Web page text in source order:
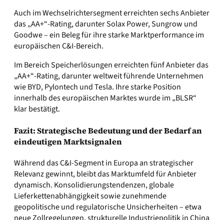
Auch im Wechselrichtersegment erreichten sechs Anbieter
das „AA+“-Rating, darunter Solax Power, Sungrow und
Goodwe – ein Beleg für ihre starke Marktperformance im
europäischen C&I-Bereich.
Im Bereich Speicherlösungen erreichten fünf Anbieter das
„AA+“-Rating, darunter weltweit führende Unternehmen
wie BYD, Pylontech und Tesla. Ihre starke Position
innerhalb des europäischen Marktes wurde im „BLSR“
klar bestätigt.
Fazit: Strategische Bedeutung und der Bedarf an
eindeutigen Marktsignalen
Während das C&I-Segment in Europa an strategischer
Relevanz gewinnt, bleibt das Marktumfeld für Anbieter
dynamisch. Konsolidierungstendenzen, globale
Lieferkettenabhängigkeit sowie zunehmende
geopolitische und regulatorische Unsicherheiten – etwa